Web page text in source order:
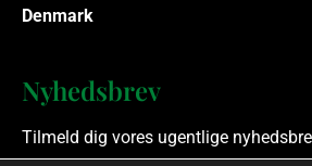
Denmark
Nyhedsbrev
Tilmeld dig vores ugentlige